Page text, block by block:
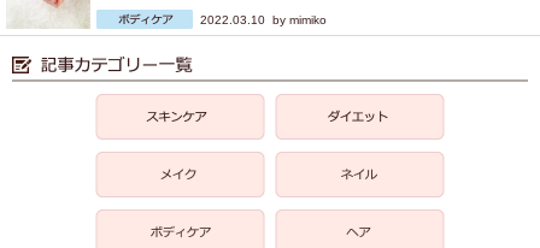
2022.03.10 by mimiko